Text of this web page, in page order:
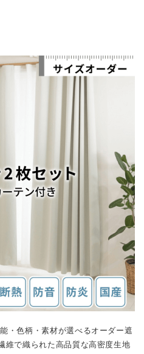
・色柄・素材が選べるオーダー遮
維で織られた高品質な高密度生地